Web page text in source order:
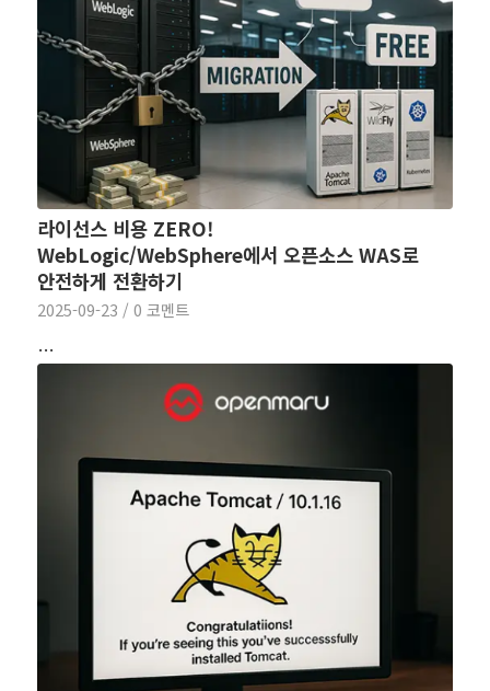
라이선스 비용 ZERO!
WebLogic/WebSphere에서 오픈소스 WAS로
안전하게 전환하기
2025-09-23 / 0 코멘트
…